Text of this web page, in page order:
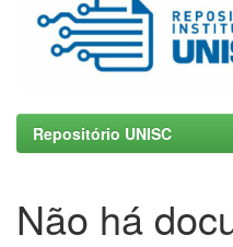
Repositório UNISC
Não há